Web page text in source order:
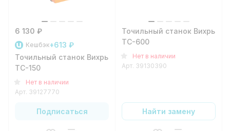
6 130 ₽
Кешбэк+613 ₽
Точильный станок Вихрь
ТС-150
Нет в наличии
Арт. 39127770
Подписаться
Точильный станок Вихрь
ТС-600
Нет в наличии
Арт. 39130390
Найти замену